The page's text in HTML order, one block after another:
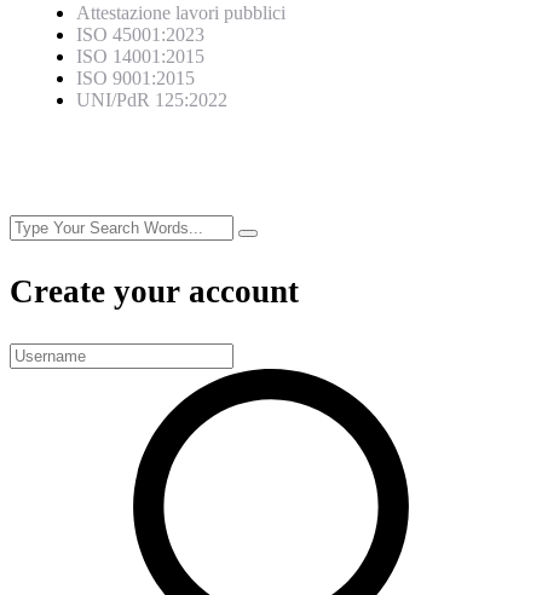
Attestazione lavori pubblici
ISO 45001:2023
ISO 14001:2015
ISO 9001:2015
UNI/PdR 125:2022
Create your account